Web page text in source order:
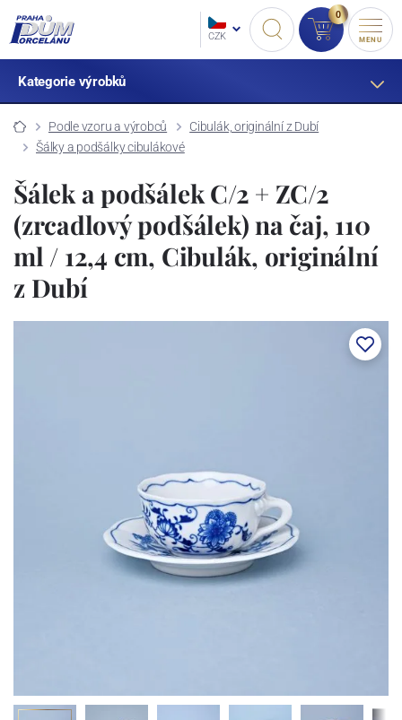
CZK
0
MENU
Kategorie výrobků
Podle vzoru a výrobců
Cibulák, originální z Dubí
Šálky a podšálky cibulákové
Šálek a podšálek C/2 + ZC/2
(zrcadlový podšálek) na čaj, 110
ml / 12,4 cm, Cibulák, originální
z Dubí